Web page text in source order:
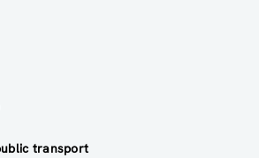
transport